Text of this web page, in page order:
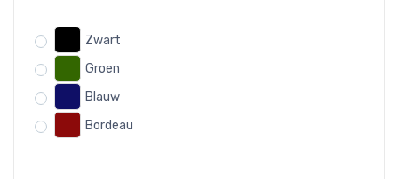
Zwart
Groen
Blauw
Bordeau